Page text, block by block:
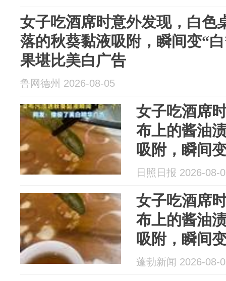
女子吃酒席时意外发现，白色
落的秋葵黏液吸附，瞬间变“
果堪比美白广告
鲁网德州 2026-08-05
女子吃酒席
布上的酱油
吸附，瞬间
这效果堪比
日照日报 2026-08-
女子吃酒席
布上的酱油
吸附，瞬间
这效果堪比
蓬勃新闻 2026-08-